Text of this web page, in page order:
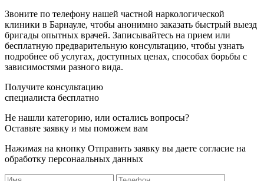
Звоните по телефону нашей частной наркологической
клиники в Барнауле, чтобы анонимно заказать быстрый выезд
бригады опытных врачей. Записывайтесь на прием или
бесплатную предварительную консультацию, чтобы узнать
подробнее об услугах, доступных ценах, способах борьбы с
зависимостями разного вида.
Получите консультацию
специалиста бесплатно
Не нашли категорию, или остались вопросы?
Оставьте заявку и мы поможем вам
Нажимая на кнопку Отправить заявку вы даете согласие на
обработку персонаальных данных